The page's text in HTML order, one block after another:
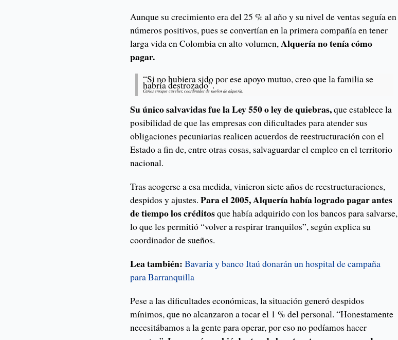
Aunque su crecimiento era del 25 % al año y su nivel de ventas seguía en
números positivos, pues se convertían en la primera compañía en tener
larga vida en Colombia en alto volumen,Alquería no tenía cómo
pagar.
“Si no hubiera sido por ese apoyo mutuo, creo que la familia se
habría destrozado”.
Carlos enrique cavelier, coordinador de sueños de alquería.
Su único salvavidas fue la Ley 550 o ley de quiebras,que establece la
posibilidad de que las empresas con dificultades para atender sus
obligaciones pecuniarias realicen acuerdos de reestructuración con el
Estado a fin de, entre otras cosas, salvaguardar el empleo en el territorio
nacional.
Tras acogerse a esa medida, vinieron siete años de reestructuraciones,
despidos y ajustes.Para el 2005, Alquería había logrado pagar antes
de tiempo los créditosque había adquirido con los bancos para salvarse,
lo que les permitió “volver a respirar tranquilos”, según explica su
coordinador de sueños.
Lea también:Bavaria y banco Itaú donarán un hospital de campaña
para Barranquilla
Pese a las dificultades económicas, la situación generó despidos
mínimos, que no alcanzaron a tocar el 1 % del personal. “Honestamente
necesitábamos a la gente para operar, por eso no podíamos hacer